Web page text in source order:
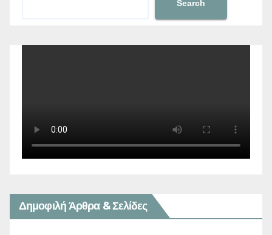
Search
Δημοφιλή Άρθρα & Σελίδες